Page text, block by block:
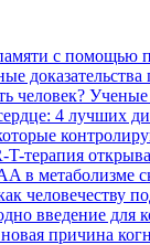
с помощью
человек?
4 лучших
терапия
в метаболизме
человечеству
введение для
причина